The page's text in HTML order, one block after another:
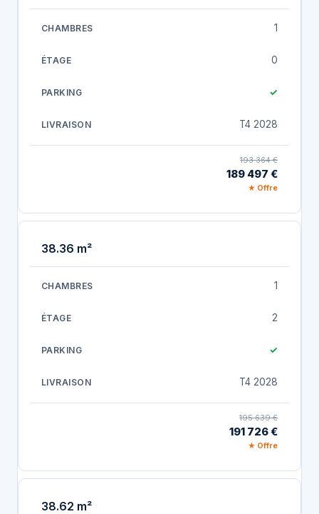
1
0
✓
T4 2028
193 364 €
189 497 €
★ Offre
38.36 m²
1
2
✓
T4 2028
195 639 €
191 726 €
★ Offre
38.62 m²